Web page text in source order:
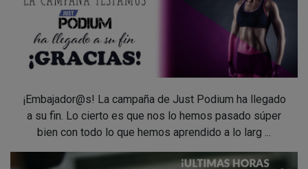
¡Embajador@s! La campaña de Just Podium ha llegado
a su fin. Lo cierto es que nos lo hemos pasado súper
bien con todo lo que hemos aprendido a lo larg ...